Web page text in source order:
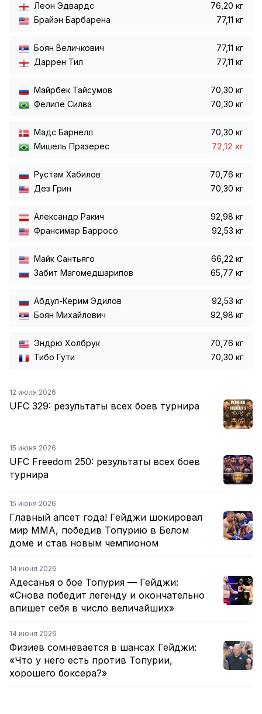
Леон Эдвардс
76,20 кг
Брайэн Барбарена
77,11 кг
Боян Величкович
77,11 кг
Даррен Тил
77,11 кг
Майрбек Тайсумов
70,30 кг
Фелипе Силва
70,30 кг
Мадс Барнелл
70,30 кг
Мишель Празерес
72,12 кг
Рустам Хабилов
70,76 кг
Дез Грин
70,30 кг
Александр Ракич
92,98 кг
Франсимар Барросо
92,53 кг
Майк Сантьяго
66,22 кг
Забит Магомедшарипов
65,77 кг
Абдул-Керим Эдилов
92,53 кг
Боян Михайлович
92,98 кг
Эндрю Холбрук
70,76 кг
Тибо Гути
70,30 кг
12 июля 2026
UFC 329: результаты всех боев турнира
15 июня 2026
UFC Freedom 250: результаты всех боев
турнира
15 июня 2026
Главный апсет года! Гейджи шокировал
мир ММА, победив Топурию в Белом
доме и став новым чемпионом
14 июня 2026
Адесанья о бое Топурия — Гейджи:
«Снова победит легенду и окончательно
впишет себя в число величайших»
14 июня 2026
Физиев сомневается в шансах Гейджи:
«Что у него есть против Топурии,
хорошего боксера?»